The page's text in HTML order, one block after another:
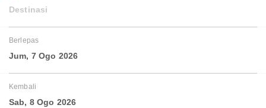
Destinasi
Berlepas
Jum, 7 Ogo 2026
Kembali
Sab, 8 Ogo 2026